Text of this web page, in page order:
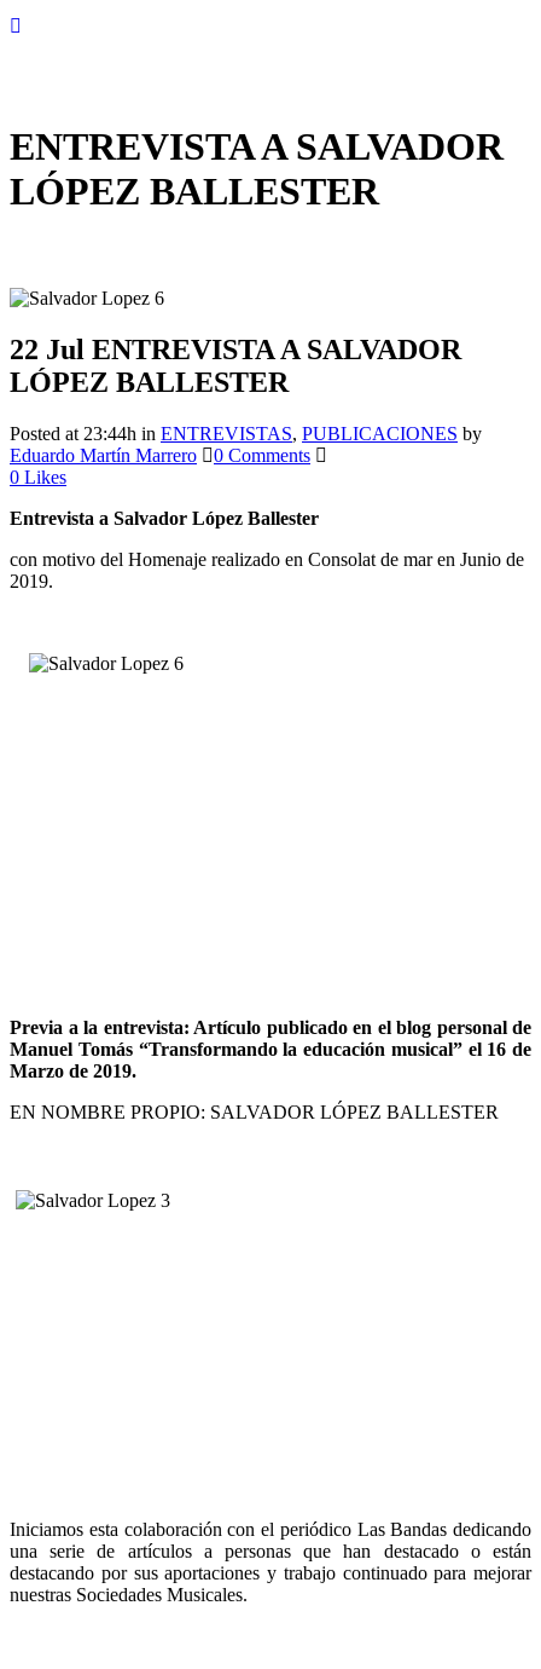
ENTREVISTA A SALVADOR
LÓPEZ BALLESTER
22 Jul ENTREVISTA A SALVADOR
LÓPEZ BALLESTER
Posted at 23:44h in ENTREVISTAS, PUBLICACIONES by
Eduardo Martín Marrero
0 Comments
0 Likes
Entrevista a Salvador López Ballester
con motivo del Homenaje realizado en Consolat de mar en Junio de
2019.
Previa a la entrevista: Artículo publicado en el blog personal de
Manuel Tomás “Transformando la educación musical” el 16 de
Marzo de 2019.
EN NOMBRE PROPIO: SALVADOR LÓPEZ BALLESTER
Iniciamos esta colaboración con el periódico Las Bandas dedicando
una serie de artículos a personas que han destacado o están
destacando por sus aportaciones y trabajo continuado para mejorar
nuestras Sociedades Musicales.